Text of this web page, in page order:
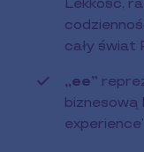
Lekkość,
cały świat
„ee”
biznesową